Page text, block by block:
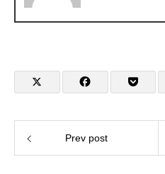
Prev post